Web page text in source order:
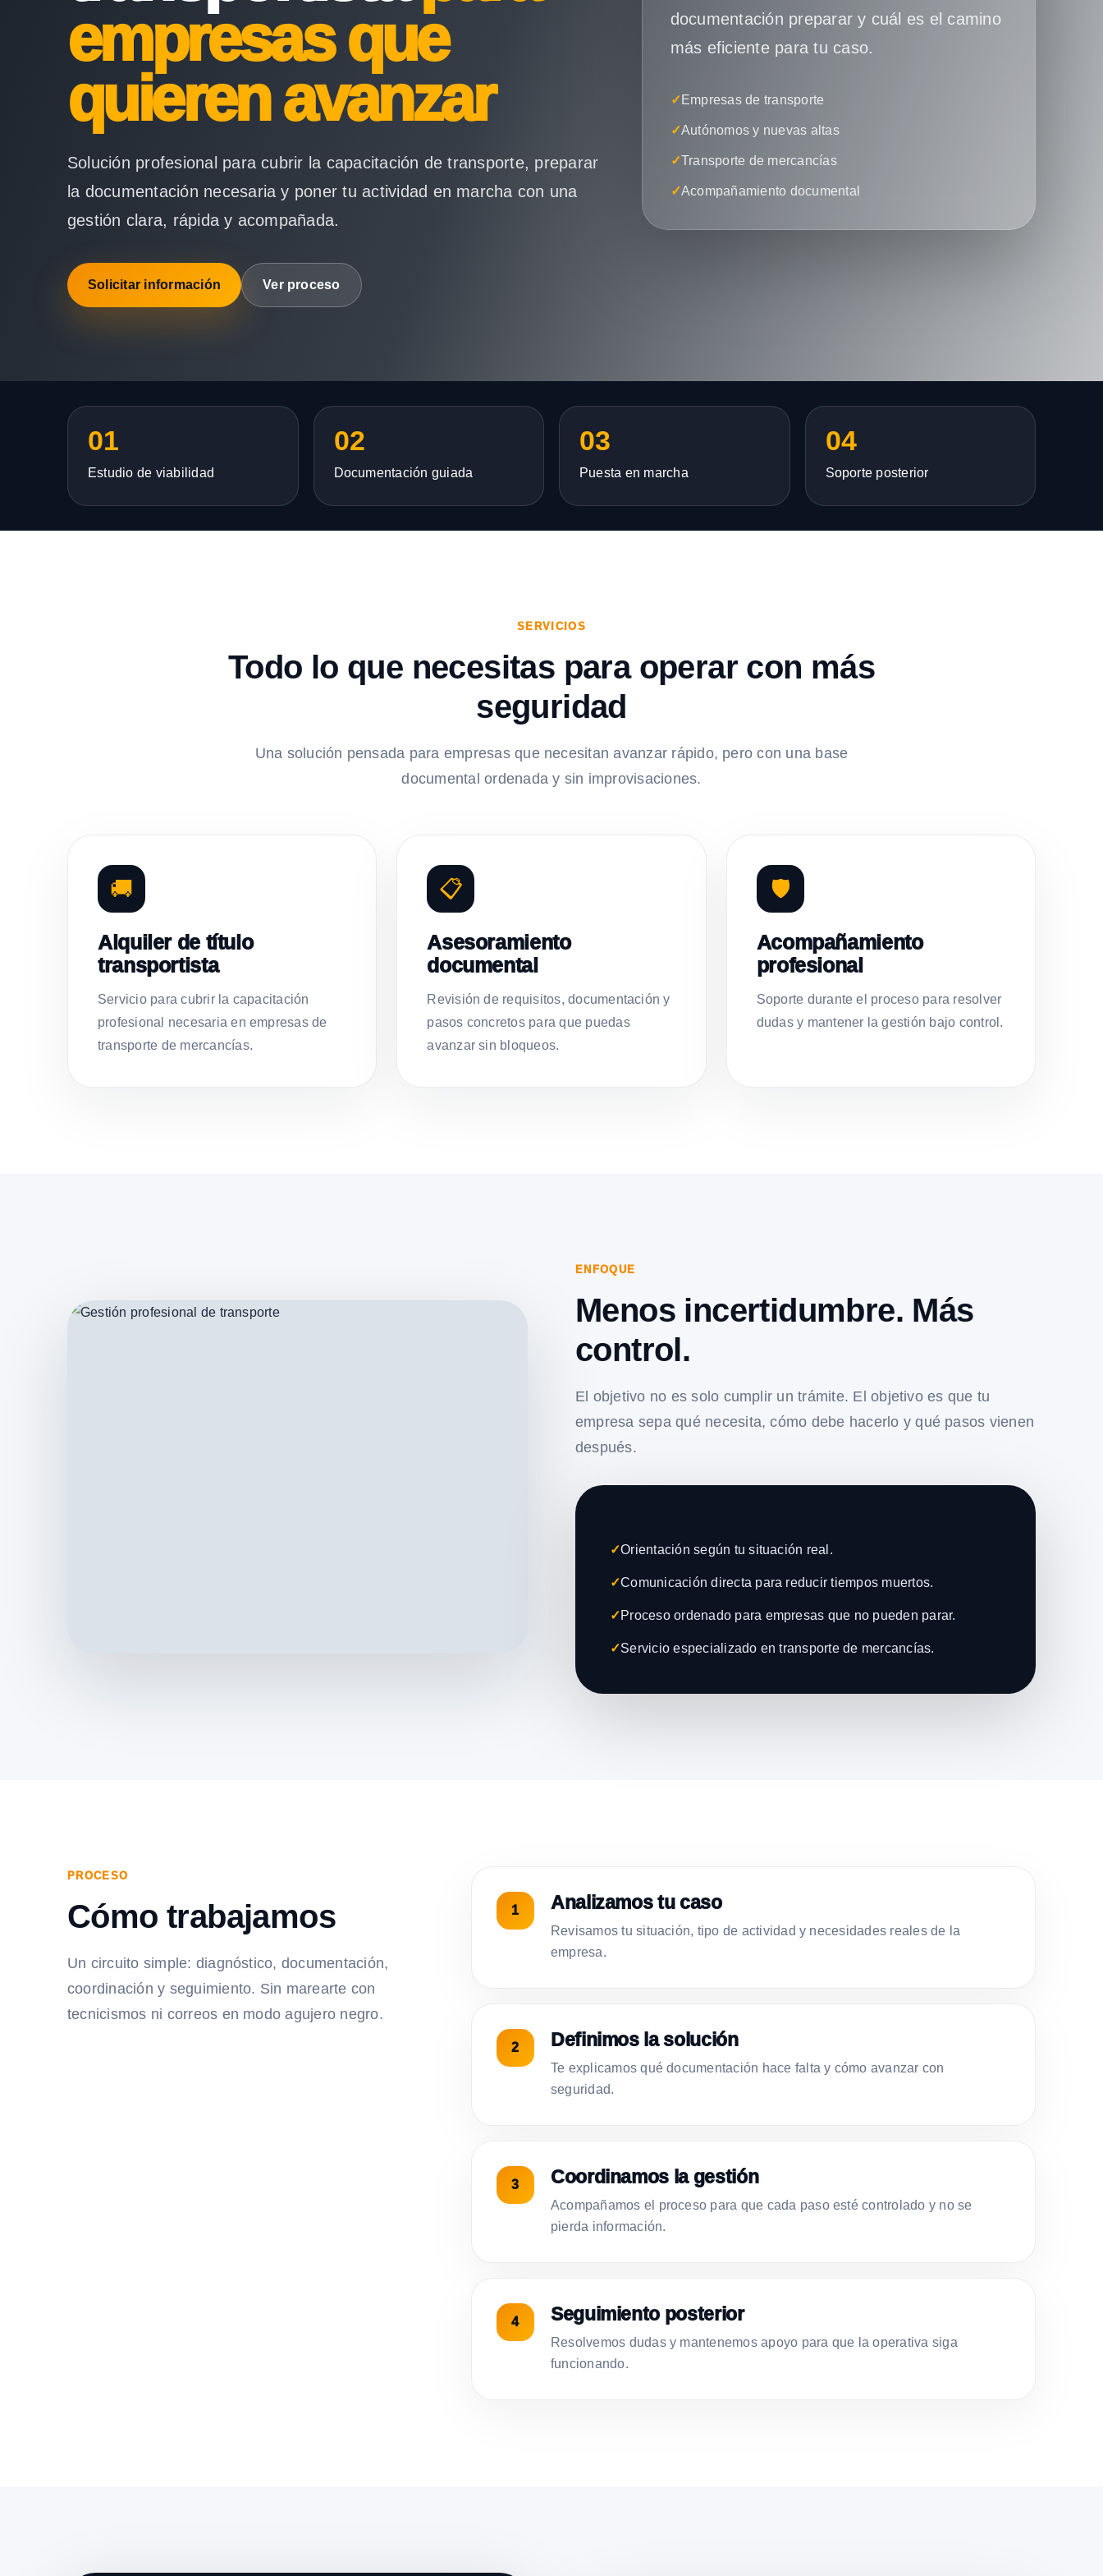
empresas que
quieren avanzar
Solución profesional para cubrir la capacitación de transporte, preparar
la documentación necesaria y poner tu actividad en marcha con una
gestión clara, rápida y acompañada.
Solicitar información Ver proceso
documentación preparar y cuál es el camino
más eficiente para tu caso.
✓ Empresas de transporte
✓Autónomos y nuevas altas
✓Transporte de mercancías
✓Acompañamiento documental
01
Estudio de viabilidad
02
Documentación guiada
03
Puesta en marcha
04
Soporte posterior
SERVICIOS
Todo lo que necesitas para operar con más
seguridad
Una solución pensada para empresas que necesitan avanzar rápido, pero con una base
documental ordenada y sin improvisaciones.
🚚
Alquiler de título
transportista
Servicio para cubrir la capacitación
profesional necesaria en empresas de
transporte de mercancías.
📋
Asesoramiento
documental
Revisión de requisitos, documentación y
pasos concretos para que puedas
avanzar sin bloqueos.
🛡️
Acompañamiento
profesional
Soporte durante el proceso para resolver
dudas y mantener la gestión bajo control.
ENFOQUE
Menos incertidumbre. Más
control.
El objetivo no es solo cumplir un trámite. El objetivo es que tu
empresa sepa qué necesita, cómo debe hacerlo y qué pasos vienen
después.
✓Orientación según tu situación real.
✓Comunicación directa para reducir tiempos muertos.
✓Proceso ordenado para empresas que no pueden parar.
✓Servicio especializado en transporte de mercancías.
PROCESO
Cómo trabajamos
Un circuito simple: diagnóstico, documentación,
coordinación y seguimiento. Sin marearte con
tecnicismos ni correos en modo agujero negro.
Analizamos tu caso
Revisamos tu situación, tipo de actividad y necesidades reales de la
empresa.
Definimos la solución
Te explicamos qué documentación hace falta y cómo avanzar con
seguridad.
Coordinamos la gestión
Acompañamos el proceso para que cada paso esté controlado y no se
pierda información.
Seguimiento posterior
Resolvemos dudas y mantenemos apoyo para que la operativa siga
funcionando.